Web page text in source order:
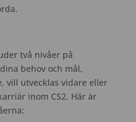
två nivåer på
behov och mål,
vill utvecklas vidare eller
inom CS2. Här är